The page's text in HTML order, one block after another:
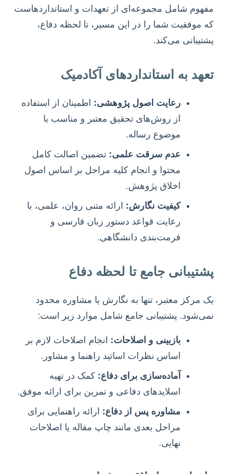
مفهوم شامل مجموعه‌ای از تعهدات و استانداردهاست
که موفقیت شما را در این مسیر، تا لحظه دفاع،
پشتیبانی می‌کند.
تعهد به استانداردهای آکادمیک
رعایت اصول پژوهشی: اطمینان از استفاده
از روش‌های تحقیق معتبر و مناسب با
موضوع رساله.
عدم سرقت علمی: تضمین اصالت کامل
محتوا و انجام کلیه مراحل بر اساس اصول
اخلاق پژوهش.
کیفیت نگارش: ارائه متنی روان، علمی، با
رعایت قواعد دستور زبان فارسی و
فرمت‌بندی دانشگاهی.
پشتیبانی جامع تا لحظه دفاع
یک مرکز معتبر، تنها به نگارش یا مشاوره محدود
نمی‌شود. پشتیبانی جامع شامل موارد زیر است:
بازبینی و اصلاحات: انجام اصلاحات لازم بر
اساس نظرات اساتید راهنما و مشاور.
آماده‌سازی برای دفاع: کمک در تهیه
اسلایدهای دفاعی و تمرین برای ارائه موفق.
مشاوره پس از دفاع: ارائه راهنمایی برای
مراحل بعدی مانند چاپ مقاله یا اصلاحات
نهایی.